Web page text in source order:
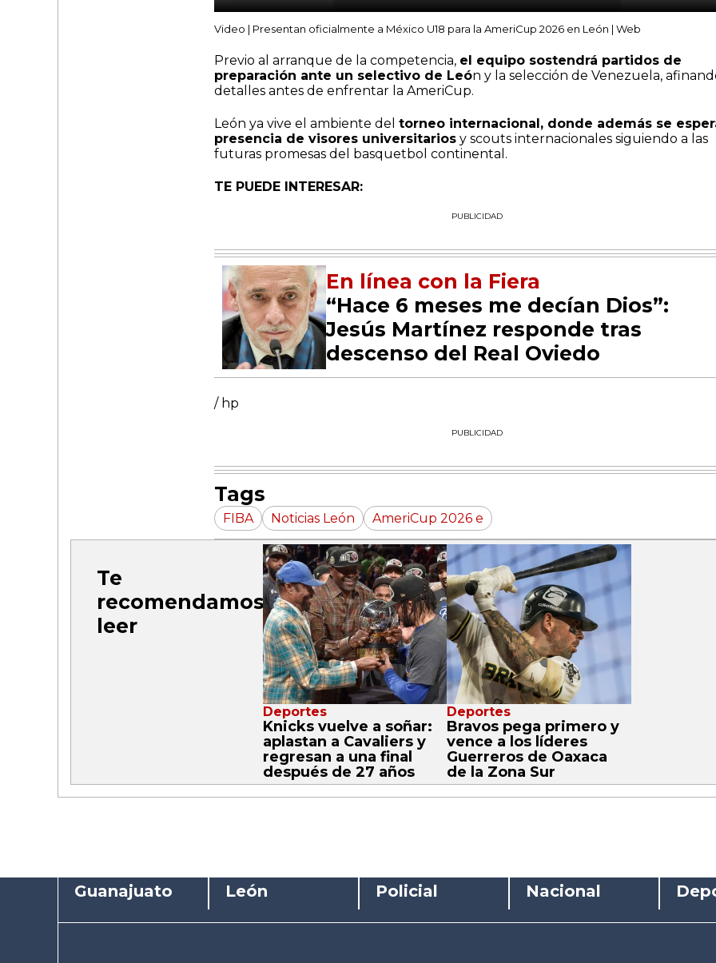
Video | Presentan oficialmente a México U18 para la AmeriCup 2026 en León | Web
Previo al arranque de la competencia, el equipo sostendrá partidos de
preparación ante un selectivo de León y la selección de Venezuela,
detalles antes de enfrentar la AmeriCup.
León ya vive el ambiente del torneo internacional, donde además se
presencia de visores universitarios y scouts internacionales siguiendo a las
futuras promesas del basquetbol continental.
TE PUEDE INTERESAR:
PUBLICIDAD
En línea con la Fiera
“Hace 6 meses me decían Dios”:
Jesús Martínez responde tras
descenso del Real Oviedo
/ hp
PUBLICIDAD
Tags
FIBA Noticias León AmeriCup 2026 e
Te
recomendamos
leer
Deportes
Knicks vuelve a soñar:
aplastan a Cavaliers y
regresan a una final
después de 27 años
Deportes
Bravos pega primero y
vence a los líderes
Guerreros de Oaxaca
de la Zona Sur
Guanajuato León Policial Nacional